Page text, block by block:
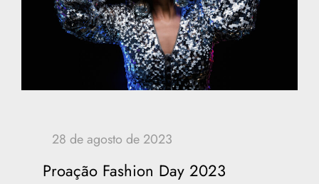
Proação Fashion Day 2023